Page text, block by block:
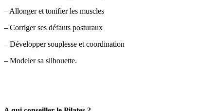
– Allonger et tonifier les muscles
– Corriger ses défauts posturaux
– Développer souplesse et coordination
– Modeler sa silhouette.